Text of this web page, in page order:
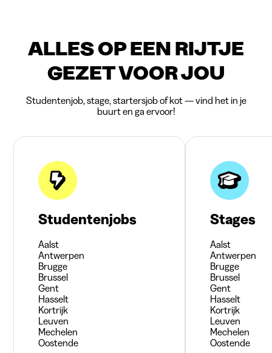
ALLES OP EEN RIJTJE
GEZET VOOR JOU
Studentenjob, stage, startersjob of kot — vind het in je
buurt en ga ervoor!
Studentenjobs
Aalst
Antwerpen
Brugge
Brussel
Gent
Hasselt
Kortrijk
Leuven
Mechelen
Oostende
Stages
Aalst
Antwerpen
Brugge
Brussel
Gent
Hasselt
Kortrijk
Leuven
Mechelen
Oostende